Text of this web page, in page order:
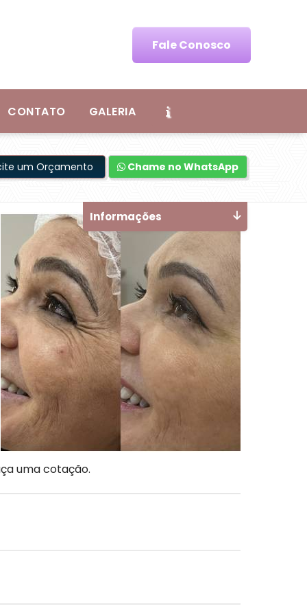
Fale Conosco
CONTATO GALERIA
um Orçamento Chame no WhatsApp
uma cotação.
Informações